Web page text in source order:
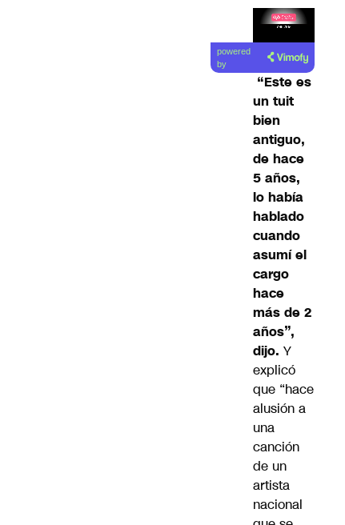
Lea el
artículo
powered
by
“Este es
un tuit
bien
antiguo,
de hace
5 años,
lo había
hablado
cuando
asumí el
cargo
hace
más de 2
años”,
dijo. Y
explicó
que “hace
alusión a
una
canción
de un
artista
nacional